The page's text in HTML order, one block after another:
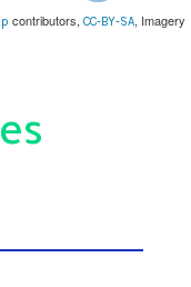
contributors, CC-BY-SA, Imagery